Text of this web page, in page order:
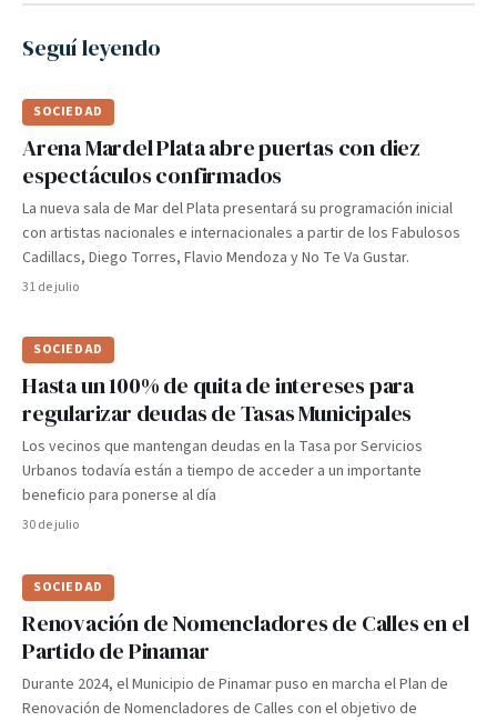
Seguí leyendo
SOCIEDAD
Arena Mardel Plata abre puertas con diez
espectáculos confirmados
La nueva sala de Mar del Plata presentará su programación inicial
con artistas nacionales e internacionales a partir de los Fabulosos
Cadillacs, Diego Torres, Flavio Mendoza y No Te Va Gustar.
31 de julio
SOCIEDAD
Hasta un 100% de quita de intereses para
regularizar deudas de Tasas Municipales
Los vecinos que mantengan deudas en la Tasa por Servicios
Urbanos todavía están a tiempo de acceder a un importante
beneficio para ponerse al día
30 de julio
SOCIEDAD
Renovación de Nomencladores de Calles en el
Partido de Pinamar
Durante 2024, el Municipio de Pinamar puso en marcha el Plan de
Renovación de Nomencladores de Calles con el objetivo de